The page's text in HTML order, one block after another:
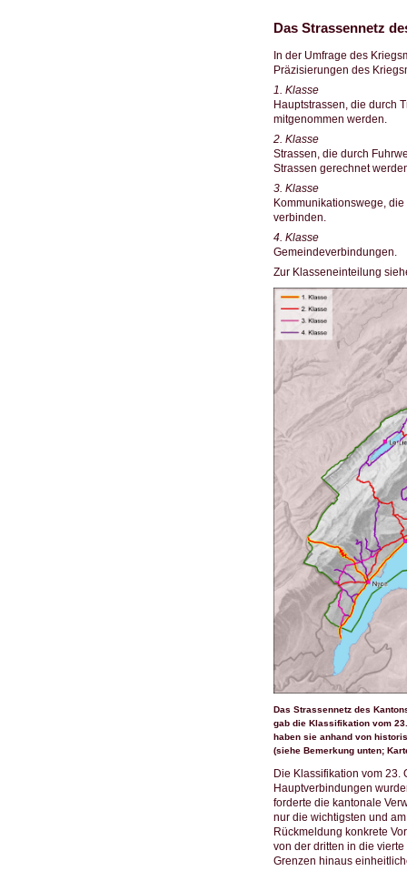
Das Strassennetz
In der Umfrage des
Präzisierungen des
1. Klasse
Hauptstrassen, die durch
mitgenommen werden.
2. Klasse
Strassen, die durch
Strassen gerechnet
3. Klasse
Kommunikationswege,
verbinden.
4. Klasse
Gemeindeverbindungen.
Zur Klasseneinteilung
Das Strassennetz des
gab die Klassifikation vom
haben sie anhand von
(siehe Bemerkung unten;
Die Klassifikation vom 23.
Hauptverbindungen
forderte die kantonale
nur die wichtigsten und
Rückmeldung konkrete
von der dritten in die
Grenzen hinaus